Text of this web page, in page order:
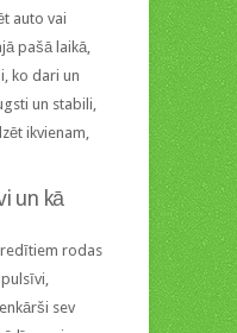
auto vai
pašā laikā,
ko dari un
un stabili,
ikvienam,
un kā
rodas
sev